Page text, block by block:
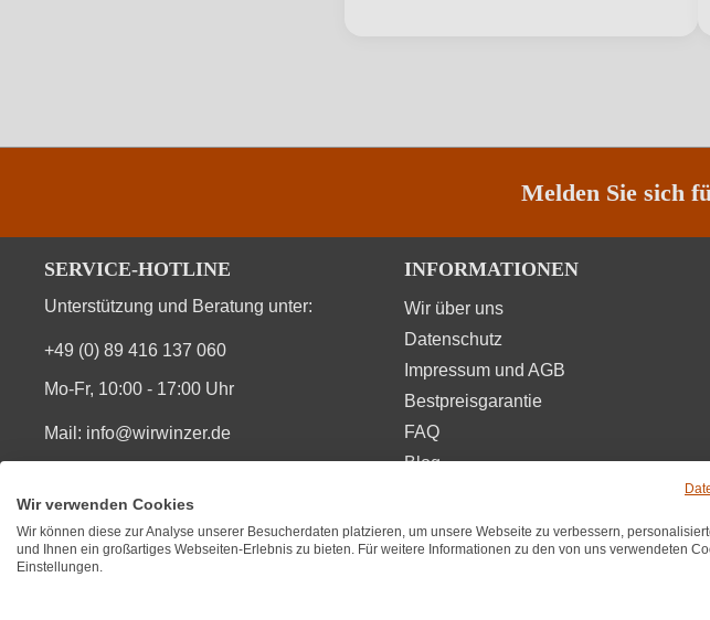
Melden Sie sich
SERVICE-HOTLINE
Unterstützung und Beratung unter:
+49 (0) 89 416 137 060
Mo-Fr, 10:00 - 17:00 Uhr
Mail: info@wirwinzer.de
INFORMATIONEN
Wir über uns
Datenschutz
Impressum und AGB
Bestpreisgarantie
FAQ
Blog
SIE FINDEN UNS AUCH AUF BEWERTUNGEN
Wir verwenden Cookies
Wir können diese zur Analyse unserer Besucherdaten platzieren, um unsere Webseite zu verbessern,
und Ihnen ein großartiges Webseiten-Erlebnis zu bieten. Für weitere Informationen zu den von uns verwendeten
Einstellungen.